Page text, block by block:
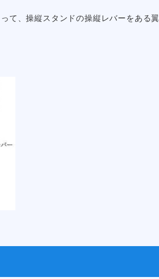
て、操縦スタンドの操縦レバーをある翼